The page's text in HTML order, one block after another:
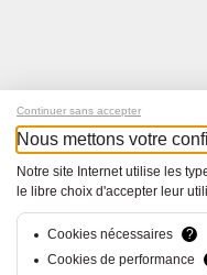
Tous
Continuer sans accepter
Nous mettons votre
Notre site Internet utilise les
le libre choix d'accepter leur
Cookies nécessaires
?
Cookies de performance